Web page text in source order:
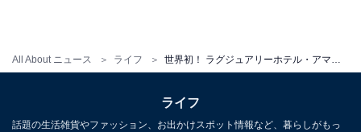
All About ニュース ライフ
ライフ
話題の生活雑貨やファッション、お出かけスポット情報など、暮らしがもっ